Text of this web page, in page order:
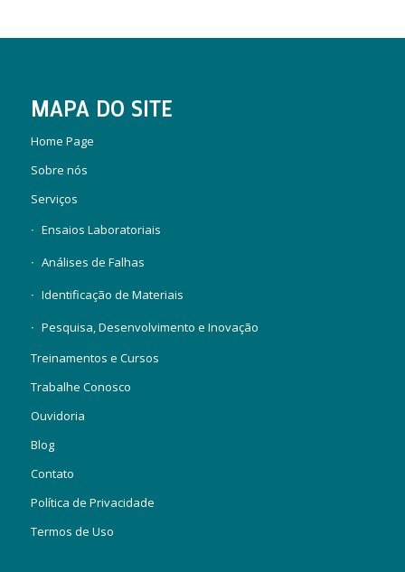
MAPA DO SITE
Home Page
Sobre nós
Serviços
Ensaios Laboratoriais
Análises de Falhas
Identificação de Materiais
Pesquisa, Desenvolvimento e Inovação
Treinamentos e Cursos
Trabalhe Conosco
Ouvidoria
Blog
Contato
Política de Privacidade
Termos de Uso